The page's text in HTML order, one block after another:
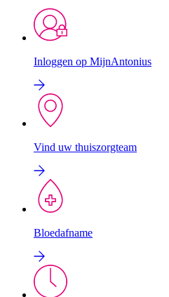
Inloggen op MijnAntonius
Vind uw thuiszorgteam
Bloedafname